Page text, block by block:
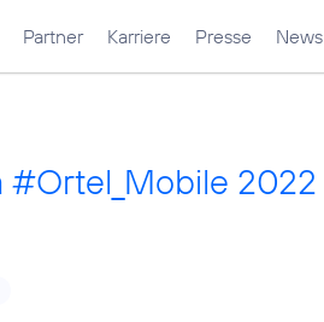
Partner Karriere Presse News
#Ortel_Mobile 2022